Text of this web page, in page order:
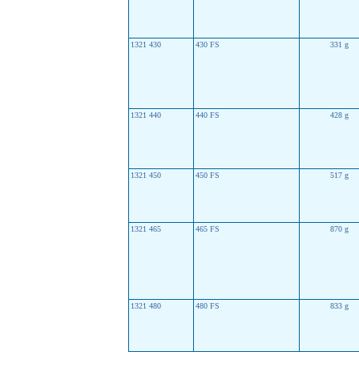
1321 430 430 FS 331 g
1321 440 440 FS 428 g
1321 450 450 FS 517 g
1321 465 465 FS 870 g
1321 480 480 FS 833 g